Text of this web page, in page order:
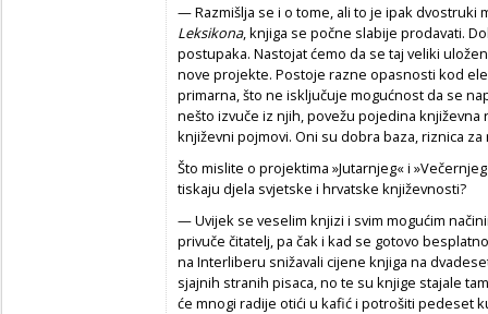
— Razmišlja se i o tome, ali to je ipak dvostruki
Leksikona, knjiga se počne slabije prodavati.
postupaka. Nastojat ćemo da se taj veliki
nove projekte. Postoje razne opasnosti kod
primarna, što ne isključuje mogućnost da se
nešto izvuče iz njih, povežu pojedina književna
književni pojmovi. Oni su dobra baza, riznica
Što mislite o projektima »Jutarnjeg« i
tiskaju djela svjetske i hrvatske književnosti?
— Uvijek se veselim knjizi i svim mogućim
privuče čitatelj, pa čak i kad se gotovo
na Interliberu snižavali cijene knjiga na
sjajnih stranih pisaca, no te su knjige stajale
će mnogi radije otići u kafić i potrošiti pedeset